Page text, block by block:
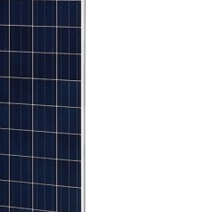
726 330 - 24 VOLTIOS
de 330 Wp, está comprando
de pequeñas casas con
envío incluidos en el producto).